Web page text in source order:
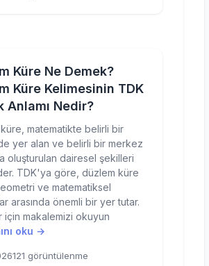
Küre Ne Demek?
Küre Kelimesinin TDK
Anlamı Nedir?
matematikte belirli bir
yer alan ve belirli bir merkez
oluşturulan dairesel şekilleri
TDK'ya göre, düzlem küre
ve matematiksel
arasında önemli bir yer tutar.
için makalemizi okuyun
oku →
121 görüntülenme